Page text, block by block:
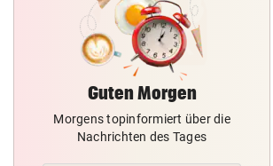
Guten Morgen
Morgens topinformiert über die
Nachrichten des Tages